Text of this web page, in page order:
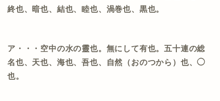
終也、暗也、結也、睦也、渦巻也、黒也。
ア・・・空中の水の靈也。無にして有也。五十連の総
名也、天也、海也、吾也、自然（おのつから）也、◯
也。